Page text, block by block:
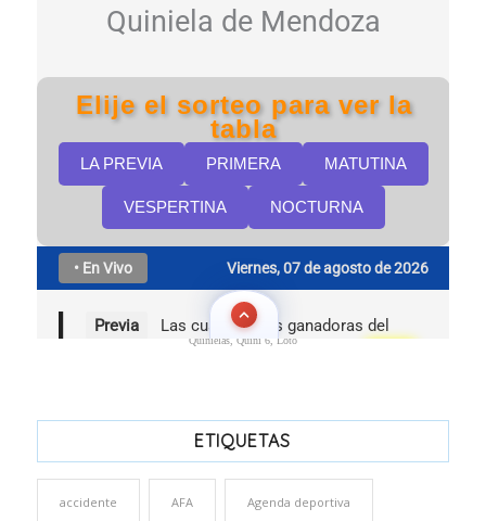
Quinielas, Quini 6, Loto
ETIQUETAS
accidente AFA Agenda deportiva